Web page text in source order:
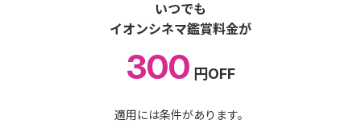
いつでも
イオンシネマ鑑賞料金が
300 円OFF
適用には条件があります。